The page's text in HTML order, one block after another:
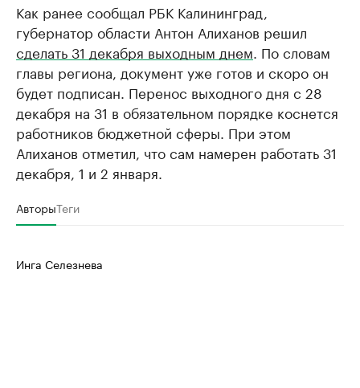
Как ранее сообщал РБК Калининград,
губернатор области Антон Алиханов решил
сделать 31 декабря выходным днем . По словам
главы региона, документ уже готов и скоро он
будет подписан. Перенос выходного дня с 28
декабря на 31 в обязательном порядке коснется
работников бюджетной сферы. При этом
Алиханов отметил, что сам намерен работать 31
декабря, 1 и 2 января.
АвторыТеги
Инга Селезнева